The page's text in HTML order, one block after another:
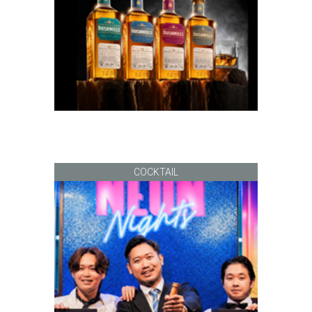
COCKTAIL